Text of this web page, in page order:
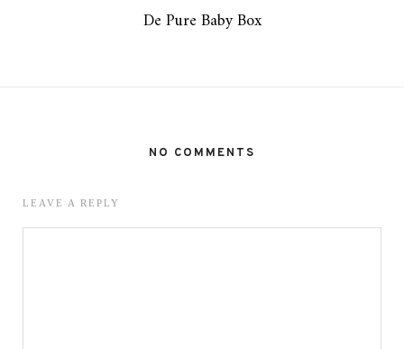
De Pure Baby Box
NO COMMENTS
LEAVE A REPLY